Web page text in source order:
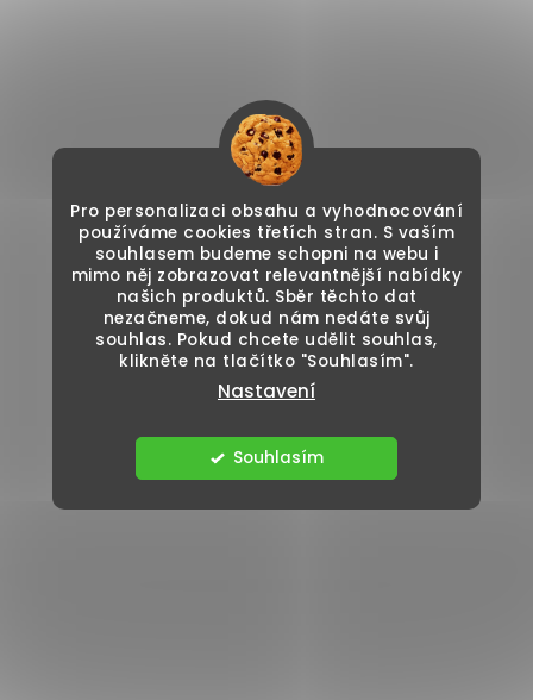
Pro personalizaci obsahu a vyhodnocování
používáme cookies třetích stran. S vaším
souhlasem budeme schopni na webu i
mimo něj zobrazovat relevantnější nabídky
našich produktů. Sběr těchto dat
nezačneme, dokud nám nedáte svůj
souhlas. Pokud chcete udělit souhlas,
klikněte na tlačítko "Souhlasím".
Nastavení
Souhlasím